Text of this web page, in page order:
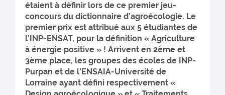
étaient à définir lors de ce premier jeu-
concours du dictionnaire d’agroécologie. Le
premier prix est attribué aux 5 étudiantes de
l’INP-ENSAT, pour la définition « Agriculture
à énergie positive » ! Arrivent en 2ème et
3ème place, les groupes des écoles de INP-
Purpan et de l’ENSAIA-Université de
Lorraine ayant défini respectivement «